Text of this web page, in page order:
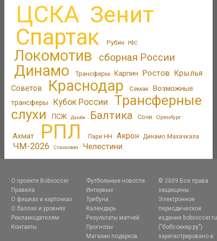
ЦСКА Зенит
Спартак Рубин РФС
Локомотив сборная России
Динамо Трансферы Карпин Ростов
Крылья
Советов
Краснодар Семак Возможные
трансферы
Кубок России
Трансферные
слухи
ПСЖ Дзюба Балтика Сочи Оренбург
Ахмат РПЛ Пари НН Акрон Динамо Махачкала
ЧМ-2026 Станкович Челестини
О проекте Bobsoccer
Правила
О фишках и карточках
О баллах и уровнях
Рекламодателям
Контакты
Футбольные новости
Интервью
Трибуна
Календарь
Результаты матчей
Прогнозы
Магазин подарков
© 2009 Все права
защищены.
Электронное
периодическое
издание bobsoccer.ru
("бобсоккер.ру")
зарегистрировано в